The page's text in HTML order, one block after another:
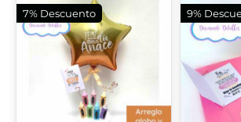
7% Descuento 9%